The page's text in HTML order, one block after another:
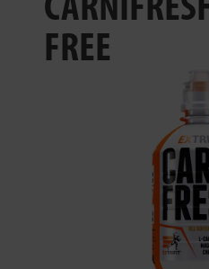
EXTRIFIT® TEAM
FREE